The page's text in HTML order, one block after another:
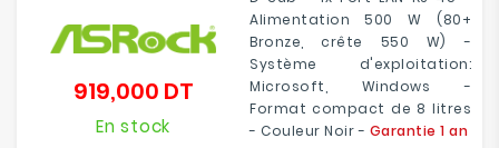
Alimentation 500 W (80+
Bronze, crête 550 W) -
Système d'exploitation:
Microsoft, Windows -
Format compact de 8 litres
- Couleur Noir - Garantie 1 an
919,000 DTPrix
En stock